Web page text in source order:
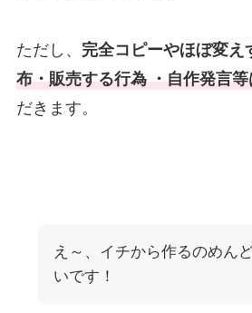
ただし、 完全コピーやほぼ変え
布・販売する行為 ・自作発言
だきます。
え～、イチから作るのめん
いです！